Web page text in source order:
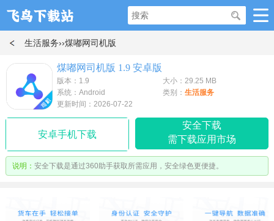
生活服务››煤嘟网司机版
煤嘟网司机版 1.9 安卓版
版本：1.9
大小：29.25 MB
系统：Android
类别： 生活服务
更新时间：2026-07-22
安卓手机下载
安全下载
需下载应用市场
说明： 安全下载是通过360助手获取所需应用，安全绿色更便捷。